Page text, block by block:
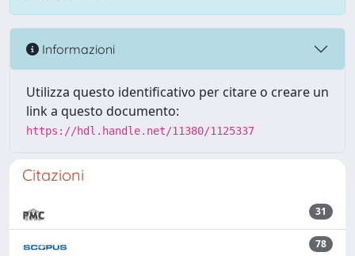
Informazioni
Utilizza questo identificativo per citare o creare un
link a questo documento:
https://hdl.handle.net/11380/1125337
Citazioni
31
78